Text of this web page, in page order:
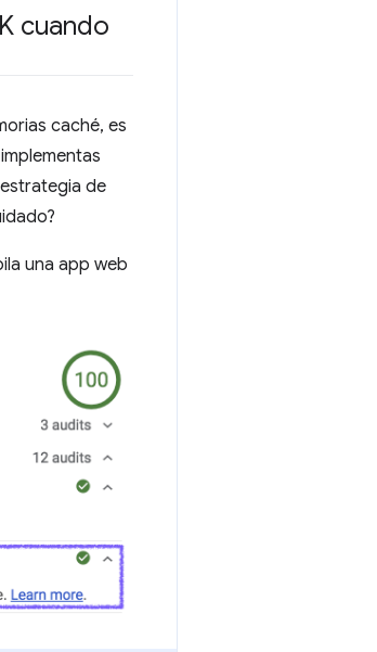
cuando
caché, es
de
una app web